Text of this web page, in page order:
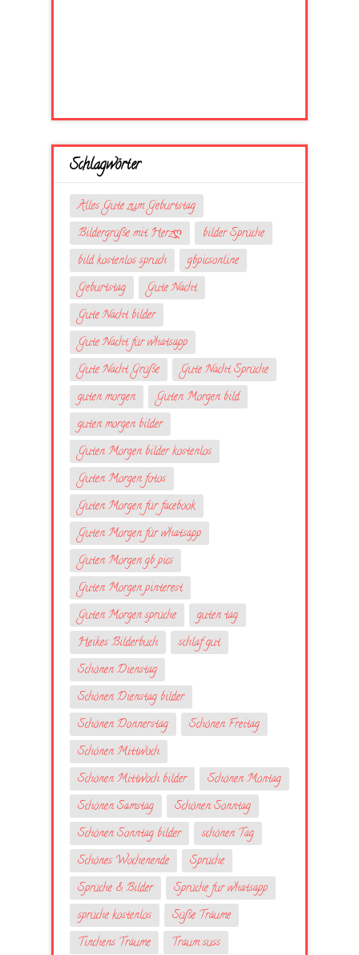
Schlagwörter
Alles Gute zum Geburtstag
Bildergrüße mit Herzღ
bilder Sprüche
bild kostenlos spruch
gbpicsonline
Geburtstag
Gute Nacht
Gute Nacht bilder
Gute Nacht für whatsapp
Gute Nacht Grüße
Gute Nacht Sprüche
guten morgen
Guten Morgen bild
guten morgen bilder
Guten Morgen bilder kostenlos
Guten Morgen fotos
Guten Morgen für facebook
Guten Morgen für whatsapp
Guten Morgen gb pics
Guten Morgen pinterest
Guten Morgen sprüche
guten tag
Heikes Bilderbuch
schlaf gut
Schönen Dienstag
Schönen Dienstag bilder
Schönen Donnerstag
Schönen Freitag
Schönen Mittwoch
Schönen Mittwoch bilder
Schönen Montag
Schönen Samstag
Schönen Sonntag
Schönen Sonntag bilder
schönen Tag
Schönes Wochenende
Sprüche
Sprüche & Bilder
Sprüche fur whatsapp
sprüche kostenlos
Süße Träume
Tinchens Träume
Traum suss